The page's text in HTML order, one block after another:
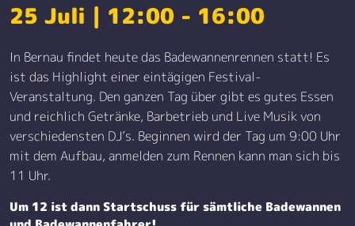
25 Juli | 12:00 - 16:00
In Bernau findet heute das Badewannenrennen statt! Es
ist das Highlight einer eintägigen Festival-
Veranstaltung. Den ganzen Tag über gibt es gutes Essen
und reichlich Getränke, Barbetrieb und Live Musik von
verschiedensten DJ’s. Beginnen wird der Tag um 9:00 Uhr
mit dem Aufbau, anmelden zum Rennen kann man sich bis
11 Uhr.
Um 12 ist dann Startschuss für sämtliche Badewannen